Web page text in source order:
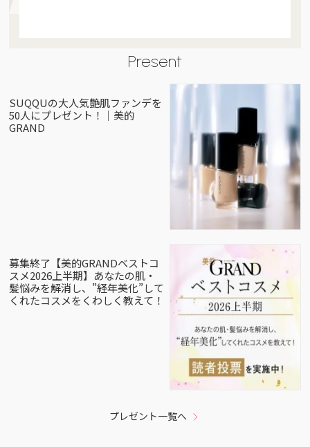
Present
SUQQUの大人気艶肌ファンデを
50人にプレゼント！｜美的
GRAND
募集終了【美的GRANDベストコ
スメ2026上半期】あなたの肌・
髪悩みを解消し、”経年美化”して
くれたコスメをくわしく教えて！
プレゼント一覧へ